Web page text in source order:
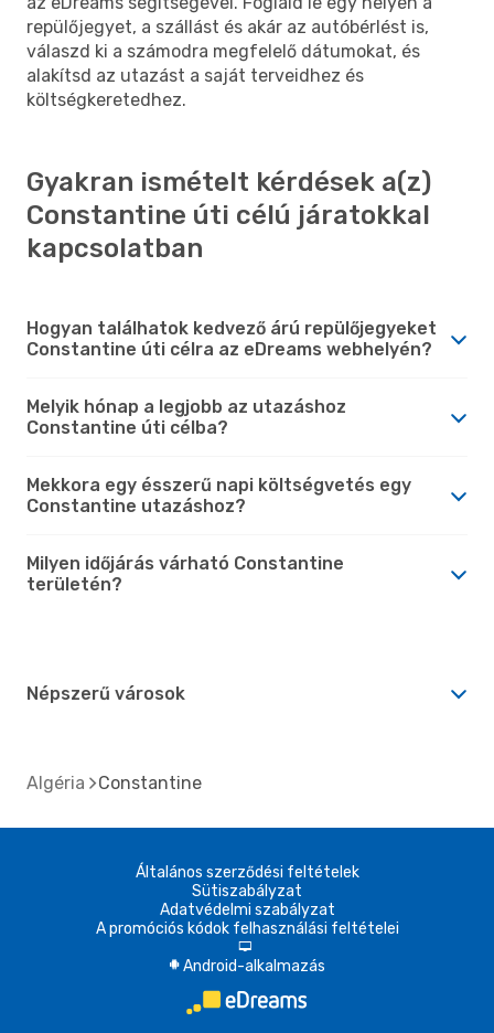
repülőjegyet, a szállást és akár az autóbérlést is,
válaszd ki a számodra megfelelő dátumokat, és
alakítsd az utazást a saját terveidhez és
költségkeretedhez.
Gyakran ismételt kérdések a(z)
Constantine úti célú járatokkal
kapcsolatban
Hogyan találhatok kedvező árú repülőjegyeket
Constantine úti célra az eDreams webhelyén?
Melyik hónap a legjobb az utazáshoz
Constantine úti célba?
Mekkora egy ésszerű napi költségvetés egy
Constantine utazáshoz?
Milyen időjárás várható Constantine
területén?
Népszerű városok
Algéria Constantine
Általános szerződési feltételek
Sütiszabályzat
Adatvédelmi szabályzat
A promóciós kódok felhasználási feltételei
d
A Android-alkalmazás